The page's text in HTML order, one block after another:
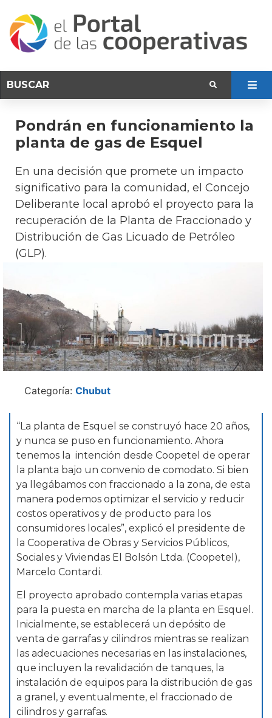
Pondrán en funcionamiento la
planta de gas de Esquel
En una decisión que promete un impacto
significativo para la comunidad, el Concejo
Deliberante local aprobó el proyecto para la
recuperación de la Planta de Fraccionado y
Distribución de Gas Licuado de Petróleo
(GLP).
Categoría: Chubut
“La planta de Esquel se construyó hace 20 años,
y nunca se puso en funcionamiento. Ahora
tenemos la intención desde Coopetel de operar
la planta bajo un convenio de comodato. Si bien
ya llegábamos con fraccionado a la zona, de esta
manera podemos optimizar el servicio y reducir
costos operativos y de producto para los
consumidores locales”, explicó el presidente de
la Cooperativa de Obras y Servicios Públicos,
Sociales y Viviendas El Bolsón Ltda. (Coopetel),
Marcelo Contardi.
El proyecto aprobado contempla varias etapas
para la puesta en marcha de la planta en Esquel.
Inicialmente, se establecerá un depósito de
venta de garrafas y cilindros mientras se realizan
las adecuaciones necesarias en las instalaciones,
que incluyen la revalidación de tanques, la
instalación de equipos para la distribución de gas
a granel, y eventualmente, el fraccionado de
cilindros y garrafas.